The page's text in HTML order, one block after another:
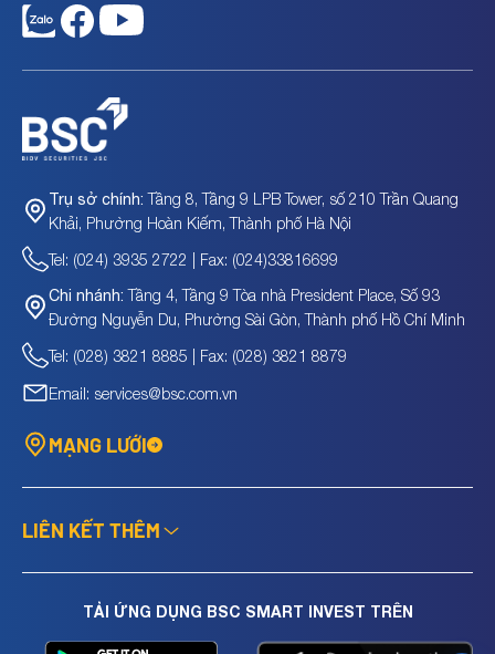
Trụ sở chính: Tầng 8, Tầng 9 LPB Tower, số 210 Trần Quang
Khải, Phường Hoàn Kiếm, Thành phố Hà Nội
Tel: (024) 3935 2722 | Fax: (024)33816699
Chi nhánh: Tầng 4, Tầng 9 Tòa nhà President Place, Số 93
Đường Nguyễn Du, Phường Sài Gòn, Thành phố Hồ Chí Minh
Tel: (028) 3821 8885 | Fax: (028) 3821 8879
Email: services@bsc.com.vn
MẠNG LƯỚI
LIÊN KẾT THÊM
TẢI ỨNG DỤNG BSC SMART INVEST TRÊN